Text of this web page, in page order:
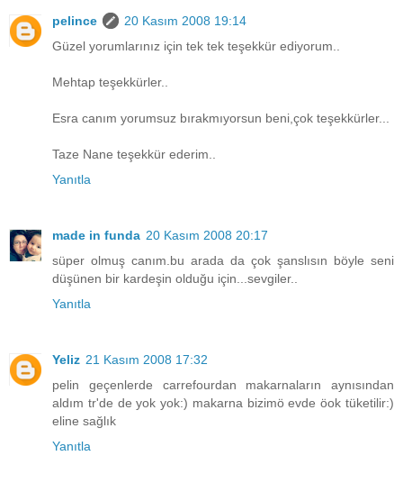
pelince
20 Kasım 2008 19:14
Güzel yorumlarınız için tek tek teşekkür ediyorum..
Mehtap teşekkürler..
Esra canım yorumsuz bırakmıyorsun beni,çok teşekkürler...
Taze Nane teşekkür ederim..
Yanıtla
made in funda 20 Kasım 2008 20:17
süper olmuş canım.bu arada da çok şanslısın böyle seni
düşünen bir kardeşin olduğu için...sevgiler..
Yanıtla
Yeliz 21 Kasım 2008 17:32
pelin geçenlerde carrefourdan makarnaların aynısından
aldım tr'de de yok yok:) makarna bizimö evde öok tüketilir:)
eline sağlık
Yanıtla